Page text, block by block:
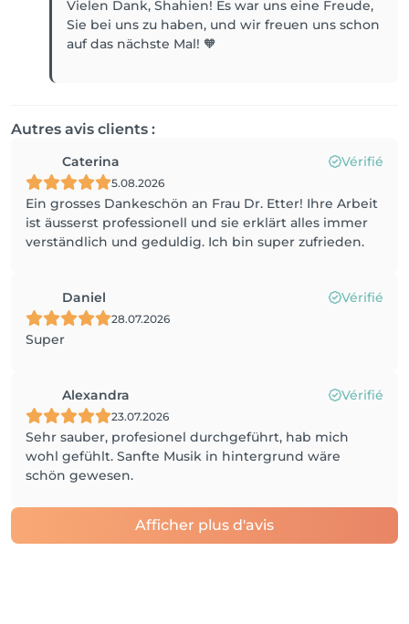
Vielen Dank, Shahien! Es war uns eine Freude,
Sie bei uns zu haben, und wir freuen uns schon
auf das nächste Mal! 🧡
Autres avis clients :
Caterina Vérifié
5.08.2026
Ein grosses Dankeschön an Frau Dr. Etter! Ihre Arbeit
ist äusserst professionell und sie erklärt alles immer
verständlich und geduldig. Ich bin super zufrieden.
Daniel Vérifié
28.07.2026
Super
Alexandra Vérifié
23.07.2026
Sehr sauber, profesionel durchgeführt, hab mich
wohl gefühlt. Sanfte Musik in hintergrund wäre
schön gewesen.
Afficher plus d'avis